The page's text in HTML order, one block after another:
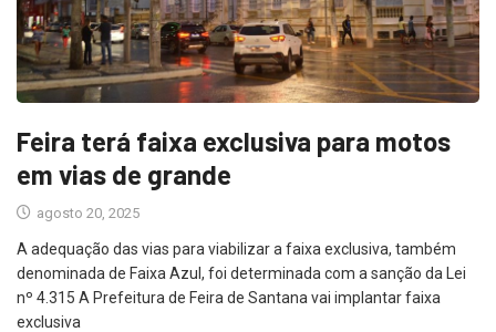
Feira terá faixa exclusiva para motos
em vias de grande
agosto 20, 2025
A adequação das vias para viabilizar a faixa exclusiva, também
denominada de Faixa Azul, foi determinada com a sanção da Lei
nº 4.315 A Prefeitura de Feira de Santana vai implantar faixa
exclusiva